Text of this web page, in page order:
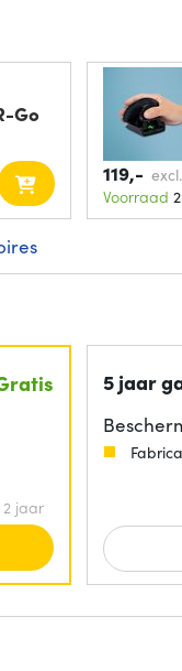
Go
119,-
Voorraad
jaar
5 jaar